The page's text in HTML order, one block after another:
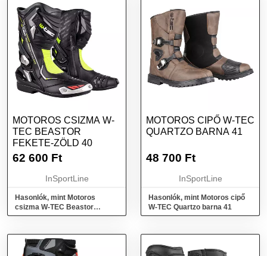
MOTOROS CSIZMA W-
TEC BEASTOR
FEKETE-ZÖLD 40
62 600 Ft
InSportLine
Hasonlók, mint Motoros
csizma W-TEC Beastor
fekete-zöld 40
MOTOROS CIPŐ W-TEC
QUARTZO BARNA 41
48 700 Ft
InSportLine
Hasonlók, mint Motoros cipő
W-TEC Quartzo barna 41